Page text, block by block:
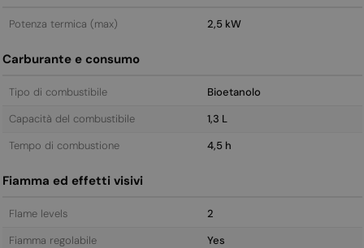
Potenza termica (max) 2,5 kW
Carburante e consumo
Tipo di combustibile
Bioetanolo
Capacità del combustibile
1,3 L
Tempo di combustione
4,5 h
Fiamma ed effetti visivi
Flame levels
2
Fiamma regolabile
Yes